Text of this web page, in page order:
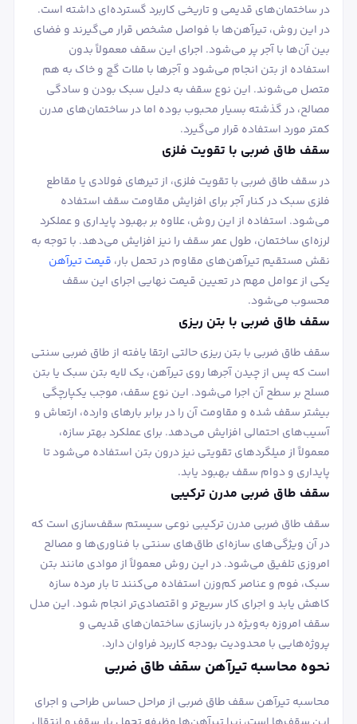
در ساختمان‌های قدیمی و تاریخی کاربرد گسترده‌ای داشته است.
در این روش، تیرآهن‌ها با فواصل مشخص قرار می‌گیرند و فضای
بین آن‌ها با آجر پر می‌شود. اجرای این سقف معمولاً بدون
استفاده از بتن انجام می‌شود و آجرها با ملات گچ و خاک به هم
متصل می‌شوند. این نوع سقف به دلیل سبک بودن و سادگی
مصالح، در گذشته بسیار محبوب بوده اما در ساختمان‌های مدرن
کمتر مورد استفاده قرار می‌گیرد.
سقف طاق ضربی با تقویت فلزی
در سقف طاق ضربی با تقویت فلزی، از تیرهای فولادی یا مقاطع
فلزی سبک در کنار آجر برای افزایش مقاومت سقف استفاده
می‌شود. استفاده از این روش، علاوه بر بهبود پایداری و عملکرد
لرزه‌ای ساختمان، طول عمر سقف را نیز افزایش می‌دهد. با توجه به
نقش مستقیم تیرآهن‌های مقاوم در تحمل بار، قیمت تیرآهن
یکی از عوامل مهم در تعیین قیمت نهایی اجرای این سقف
محسوب می‌شود.
سقف طاق ضربی با بتن ریزی
سقف طاق ضربی با بتن ریزی حالتی ارتقا یافته از طاق ضربی سنتی
است که پس از چیدن آجرها روی تیرآهن، یک لایه بتن سبک یا بتن
مسلح بر سطح آن اجرا می‌شود. این نوع سقف، موجب یکپارچگی
بیشتر سقف شده و مقاومت آن را در برابر بارهای وارده، ارتعاش و
آسیب‌های احتمالی افزایش می‌دهد. برای عملکرد بهتر سازه،
معمولاً از میلگردهای تقویتی نیز درون بتن استفاده می‌شود تا
پایداری و دوام سقف بهبود یابد.
سقف طاق ضربی مدرن ترکیبی
سقف طاق ضربی مدرن ترکیبی نوعی سیستم سقف‌سازی است که
در آن ویژگی‌های سازه‌ای طاق‌های سنتی با فناوری‌ها و مصالح
امروزی تلفیق می‌شود. در این روش معمولاً از موادی مانند بتن
سبک، فوم و عناصر کم‌وزن استفاده می‌کنند تا بار مرده سازه
کاهش یابد و اجرای کار سریع‌تر و اقتصادی‌تر انجام شود. این مدل
سقف امروزه به‌ویژه در بازسازی ساختمان‌های قدیمی و
پروژه‌هایی با محدودیت بودجه کاربرد فراوان دارد.
نحوه محاسبه تیرآهن سقف طاق ضربی
محاسبه تیرآهن سقف طاق ضربی از مراحل حساس طراحی و اجرای